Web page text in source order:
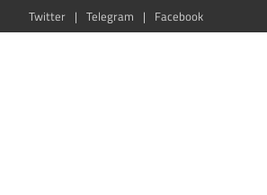
Facebook
Telegram
Twitter